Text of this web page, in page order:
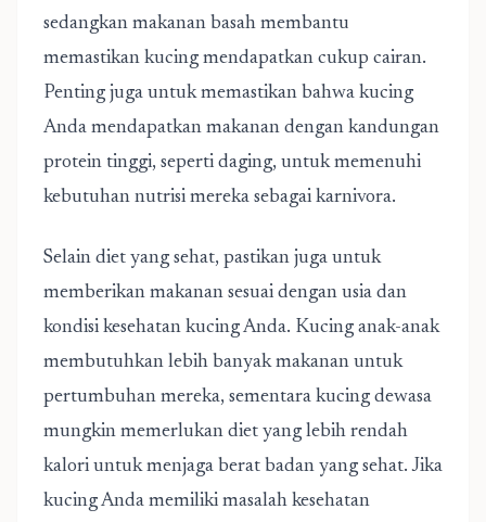
sedangkan makanan basah membantu
memastikan kucing mendapatkan cukup cairan.
Penting juga untuk memastikan bahwa kucing
Anda mendapatkan makanan dengan kandungan
protein tinggi, seperti daging, untuk memenuhi
kebutuhan nutrisi mereka sebagai karnivora.
Selain diet yang sehat, pastikan juga untuk
memberikan makanan sesuai dengan usia dan
kondisi kesehatan kucing Anda. Kucing anak-anak
membutuhkan lebih banyak makanan untuk
pertumbuhan mereka, sementara kucing dewasa
mungkin memerlukan diet yang lebih rendah
kalori untuk menjaga berat badan yang sehat. Jika
kucing Anda memiliki masalah kesehatan